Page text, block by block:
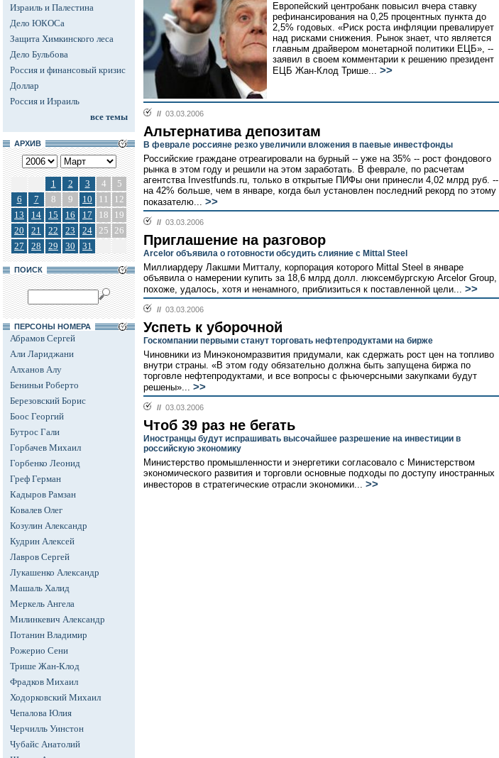
Израиль и Палестина
Дело ЮКОСа
Защита Химкинского леса
Дело Бульбова
Россия и финансовый кризис
Доллар
Россия и Израиль
все темы
АРХИВ
1 2 3 4
5
6
7 8 9 10 11
12
13
14 15 16 17 18
19
20
21 22 23 24 25 26
27
28 29 30 31
ПОИСК
ПЕРСОНЫ НОМЕРА
Абрамов Сергей
Али Лариджани
Алханов Алу
Бениньи Роберто
Березовский Борис
Боос Георгий
Бутрос Гали
Горбачев Михаил
Горбенко Леонид
Греф Герман
Кадыров Рамзан
Ковалев Олег
Козулин Александр
Кудрин Алексей
Лавров Сергей
Лукашенко Александр
Машаль Халид
Меркель Ангела
Милинкевич Александр
Потанин Владимир
Рожерио Сени
Трише Жан-Клод
Фрадков Михаил
Ходорковский Михаил
Чепалова Юлия
Черчилль Уинстон
Чубайс Анатолий
Европейский центробанк повысил вчера ставку
рефинансирования на 0,25 процентных пункта до
2,5% годовых. «Риск роста инфляции превалирует
над рисками снижения. Рынок знает, что является
главным драйвером монетарной политики ЕЦБ», --
заявил в своем комментарии к решению президент
ЕЦБ Жан-Клод Трише... >>
// 03.03.2006
Альтернатива депозитам
В феврале россияне резко увеличили вложения в паевые инвестфонды
Российские граждане отреагировали на бурный -- уже на 35% -- рост фондового
рынка в этом году и решили на этом заработать. В феврале, по расчетам
агентства Investfunds.ru, только в открытые ПИФы они принесли 4,02 млрд руб. --
на 42% больше, чем в январе, когда был установлен последний рекорд по этому
показателю... >>
// 03.03.2006
Приглашение на разговор
Arcelor объявила о готовности обсудить слияние с Mittal Steel
Миллиардеру Лакшми Митталу, корпорация которого Mittal Steel в январе
объявила о намерении купить за 18,6 млрд долл. люксембургскую Arcelor Group,
похоже, удалось, хотя и ненамного, приблизиться к поставленной цели... >>
// 03.03.2006
Успеть к уборочной
Госкомпании первыми станут торговать нефтепродуктами на бирже
Чиновники из Минэкономразвития придумали, как сдержать рост цен на топливо
внутри страны. «В этом году обязательно должна быть запущена биржа по
торговле нефтепродуктами, и все вопросы с фьючерсными закупками будут
решены»... >>
// 03.03.2006
Чтоб 39 раз не бегать
Иностранцы будут испрашивать высочайшее разрешение на инвестиции в
российскую экономику
Министерство промышленности и энергетики согласовало с Министерством
экономического развития и торговли основные подходы по доступу иностранных
инвесторов в стратегические отрасли экономики... >>